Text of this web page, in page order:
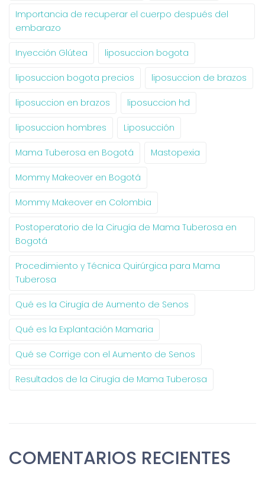
Importancia de recuperar el cuerpo después del
embarazo
Inyección Glútea liposuccion bogota
liposuccion bogota precios liposuccion de brazos
liposuccion en brazos liposuccion hd
liposuccion hombres Liposucción
Mama Tuberosa en Bogotá Mastopexia
Mommy Makeover en Bogotá
Mommy Makeover en Colombia
Postoperatorio de la Cirugía de Mama Tuberosa en
Bogotá
Procedimiento y Técnica Quirúrgica para Mama
Tuberosa
Qué es la Cirugía de Aumento de Senos
Qué es la Explantación Mamaria
Qué se Corrige con el Aumento de Senos
Resultados de la Cirugía de Mama Tuberosa
COMENTARIOS RECIENTES